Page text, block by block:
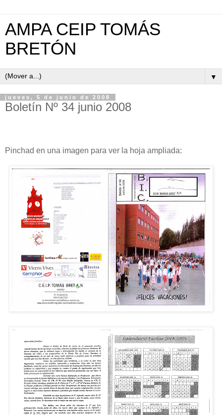
AMPA CEIP TOMÁS
BRETÓN
▼
jueves, 5 de junio de 2008
Boletín Nº 34 junio 2008
Pinchad en una imagen para ver la hoja ampliada: